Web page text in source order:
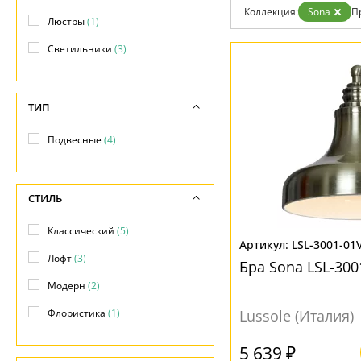
Возврат
Отзывы
Дизайнерам
Контакты
Современный
Хай тек
Коллекция: Sona
LSL-3001-
Бра Sona LSL-
Lussole (Италия)
5 639 ₽
Люстры(1)
Светильники (3)
ТИП
Подвесные(4)
СТИЛЬ
Классический (5)
Лофт(3)
Модерн (2)
Флористика (1)